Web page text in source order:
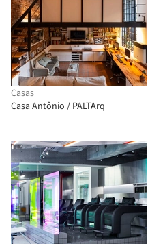
Casas
Casa Antônio / PALTArq